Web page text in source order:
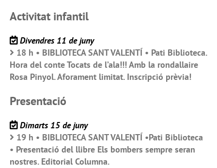
Activitat infantil
Divendres 11 de juny
18 h • BIBLIOTECA SANT VALENTÍ • Pati Biblioteca.
Hora del conte Tocats de l’ala!!! Amb la rondallaire
Rosa Pinyol. Aforament limitat. Inscripció prèvia!
Presentació
Dimarts 15 de juny
19 h • BIBLIOTECA SANT VALENTÍ •Pati Biblioteca
• Presentació del llibre Els bombers sempre seran
nostres. Editorial Columna.